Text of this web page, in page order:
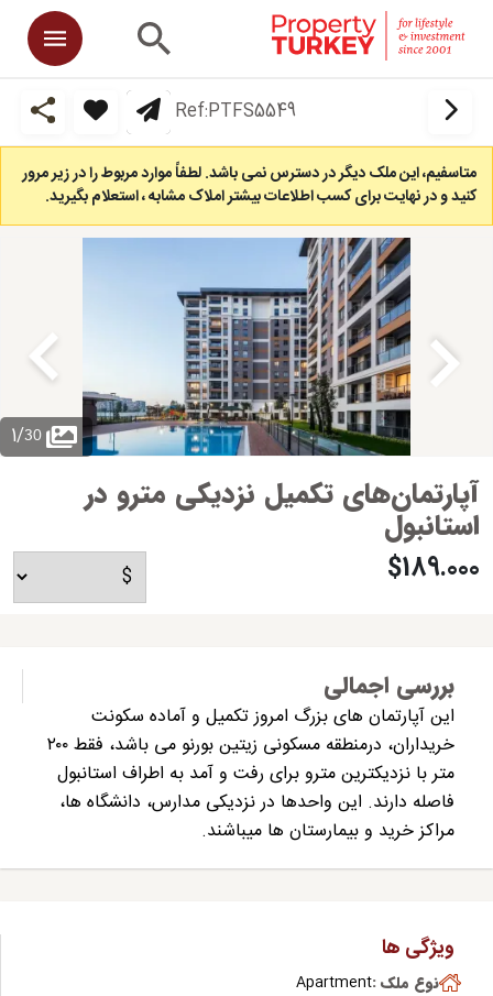
Ref:PTFS5549
متاسفیم، این ملک دیگر در دسترس نمی باشد. لطفاً موارد مربوط را در زیر مرور
کنید و در نهایت برای کسب اطلاعات بیشتر املاک مشابه ، استعلام بگیرید.
1/30
آپارتمان‌های تکمیل نزدیکی مترو در
استانبول
$189.000
بررسی اجمالی
این آپارتمان های بزرگ امروز تکمیل و آماده سکونت
خریداران، درمنطقه مسکونی زیتین بورنو می باشد، فقط ۲۰۰
متر با نزدیکترین مترو برای رفت و آمد به اطراف استانبول
فاصله دارند. این واحدها در نزدیکی مدارس، دانشگاه ها،
مراکز خرید و بیمارستان ها میباشند.
ویژگی ها
نوع ملک :Apartment